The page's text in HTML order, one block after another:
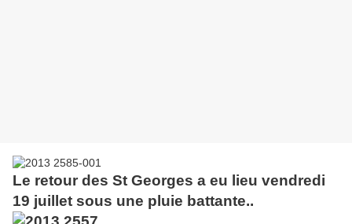
Le retour des St Georges a eu lieu vendredi
19 juillet sous une pluie battante..